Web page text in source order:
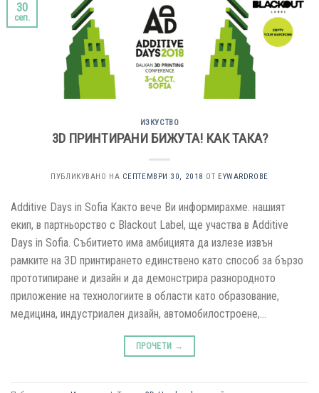
30
сеп.
ИЗКУСТВО
3D ПРИНТИРАНИ БИЖУТА! КАК ТАКА?
ПУБЛИКУВАНО НА СЕПТЕМВРИ 30, 2018 ОТ EYWARDROBE
Additive Days in Sofia Както вече Ви информирахме. нашият
екип, в партньорство с Blackout Label, ще участва в Additive
Days in Sofia. Събитието има амбицията да излезе извън
рамките на 3D принтирането единствено като способ за бързо
прототипиране и дизайн и да демонстрира разнородното
приложение на технологиите в области като образование,
медицина, индустриален дизайн, автомобилостроене,…
ПРОЧЕТИ →